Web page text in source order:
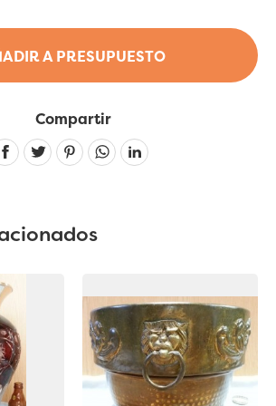
A PRESUPUESTO
Compartir
Linkedin